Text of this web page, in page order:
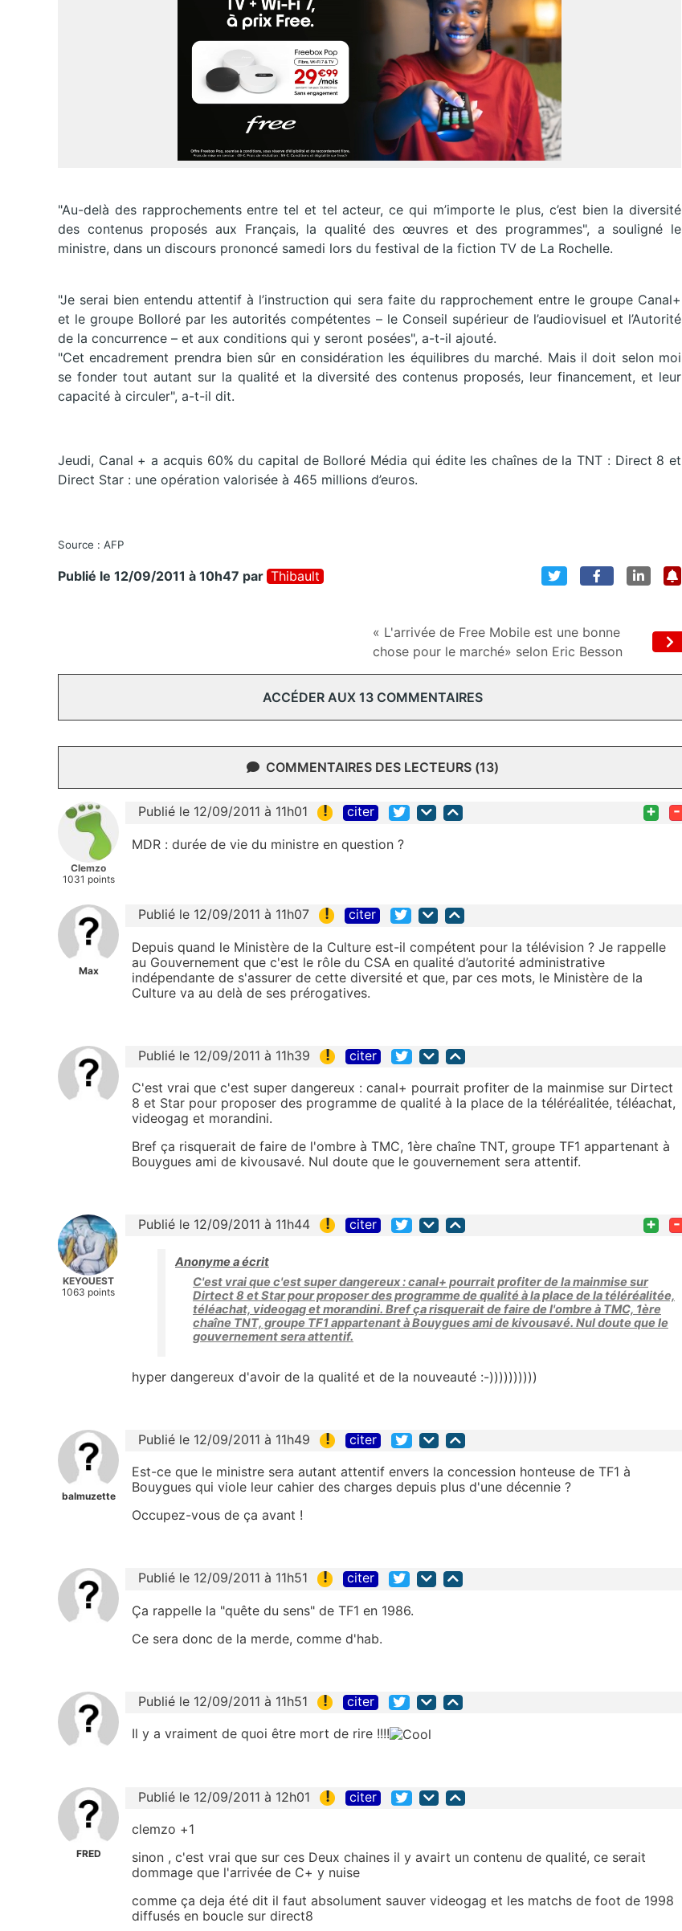
"Au-delà des rapprochements entre tel et tel acteur, ce qui m’importe le plus, c’est bien la diversité
des contenus proposés aux Français, la qualité des œuvres et des programmes", a souligné le
ministre, dans un discours prononcé samedi lors du festival de la fiction TV de La Rochelle.
"Je serai bien entendu attentif à l’instruction qui sera faite du rapprochement entre le groupe Canal+
et le groupe Bolloré par les autorités compétentes – le Conseil supérieur de l’audiovisuel et l’Autorité
de la concurrence – et aux conditions qui y seront posées", a-t-il ajouté.
"Cet encadrement prendra bien sûr en considération les équilibres du marché. Mais il doit selon moi
se fonder tout autant sur la qualité et la diversité des contenus proposés, leur financement, et leur
capacité à circuler", a-t-il dit.
Jeudi, Canal + a acquis 60% du capital de Bolloré Média qui édite les chaînes de la TNT : Direct 8 et
Direct Star : une opération valorisée à 465 millions d’euros.
Source : AFP
Publié le 12/09/2011 à 10h47 par Thibault
« L'arrivée de Free Mobile est une bonne
chose pour le marché» selon Eric Besson
ACCÉDER AUX 13 COMMENTAIRES
COMMENTAIRES DES LECTEURS (13)
Clemzo
1031 points
Publié le 12/09/2011 à 11h01 ! citer + -
MDR : durée de vie du ministre en question ?
Max
Publié le 12/09/2011 à 11h07 ! citer
Depuis quand le Ministère de la Culture est-il compétent pour la télévision ? Je rappelle
au Gouvernement que c'est le rôle du CSA en qualité d’autorité administrative
indépendante de s'assurer de cette diversité et que, par ces mots, le Ministère de la
Culture va au delà de ses prérogatives.
Publié le 12/09/2011 à 11h39 ! citer
C'est vrai que c'est super dangereux : canal+ pourrait profiter de la mainmise sur Dirtect
8 et Star pour proposer des programme de qualité à la place de la téléréalitée, téléachat,
videogag et morandini.
Bref ça risquerait de faire de l'ombre à TMC, 1ère chaîne TNT, groupe TF1 appartenant à
Bouygues ami de kivousavé. Nul doute que le gouvernement sera attentif.
KEYOUEST
1063 points
Publié le 12/09/2011 à 11h44 ! citer + -
Anonyme a écrit
C'est vrai que c'est super dangereux : canal+ pourrait profiter de la mainmise sur
Dirtect 8 et Star pour proposer des programme de qualité à la place de la téléréalitée,
téléachat, videogag et morandini. Bref ça risquerait de faire de l'ombre à TMC, 1ère
chaîne TNT, groupe TF1 appartenant à Bouygues ami de kivousavé. Nul doute que le
gouvernement sera attentif.
hyper dangereux d'avoir de la qualité et de la nouveauté :-))))))))))
balmuzette
Publié le 12/09/2011 à 11h49 ! citer
Est-ce que le ministre sera autant attentif envers la concession honteuse de TF1 à
Bouygues qui viole leur cahier des charges depuis plus d'une décennie ?
Occupez-vous de ça avant !
Publié le 12/09/2011 à 11h51 ! citer
Ça rappelle la "quête du sens" de TF1 en 1986.
Ce sera donc de la merde, comme d'hab.
Publié le 12/09/2011 à 11h51 ! citer
Il y a vraiment de quoi être mort de rire !!!!
FRED
Publié le 12/09/2011 à 12h01 ! citer
clemzo +1
sinon , c'est vrai que sur ces Deux chaines il y avairt un contenu de qualité, ce serait
dommage que l'arrivée de C+ y nuise
comme ça deja été dit il faut absolument sauver videogag et les matchs de foot de 1998
diffusés en boucle sur direct8